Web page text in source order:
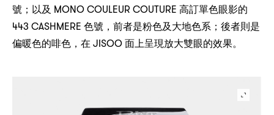
號 ； 以及 MONO COULEUR COUTURE 高訂單色眼影的
443 CASHMERE 色號 ， 前者是粉色及大地色系 ； 後者則是
偏暖色的啡色 ， 在 JISOO 面上呈現放大雙眼的效果。